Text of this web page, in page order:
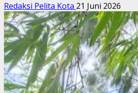
Redaksi Pelita Kota 21 Juni 2026